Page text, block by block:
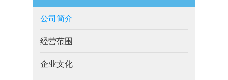
公司简介
经营范围
企业文化